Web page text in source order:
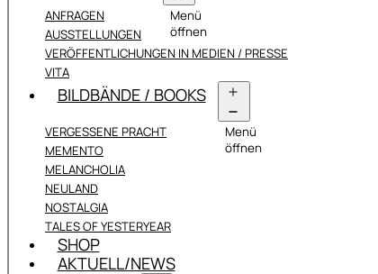
Menü
öffnen
ANFRAGEN
AUSSTELLUNGEN
VERÖFFENTLICHUNGEN IN MEDIEN / PRESSE
VITA
BILDBÄNDE / BOOKS
Menü
öffnen
VERGESSENE PRACHT
MEMENTO
MELANCHOLIA
NEULAND
NOSTALGIA
TALES OF YESTERYEAR
SHOP
AKTUELL/NEWS